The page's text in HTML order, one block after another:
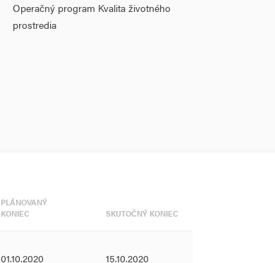
Operačný program Kvalita životného
prostredia
PLÁNOVANÝ
KONIEC
SKUTOČNÝ KONIEC
01.10.2020 15.10.2020